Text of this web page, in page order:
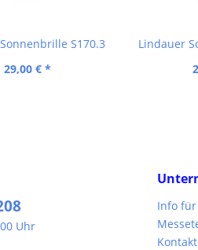
S170.3
29,00 € *
Lindauer
Uhr
Info
Kontakt